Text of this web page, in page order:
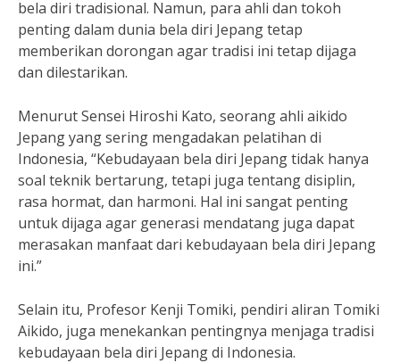
bela diri tradisional. Namun, para ahli dan tokoh
penting dalam dunia bela diri Jepang tetap
memberikan dorongan agar tradisi ini tetap dijaga
dan dilestarikan.
Menurut Sensei Hiroshi Kato, seorang ahli aikido
Jepang yang sering mengadakan pelatihan di
Indonesia, “Kebudayaan bela diri Jepang tidak hanya
soal teknik bertarung, tetapi juga tentang disiplin,
rasa hormat, dan harmoni. Hal ini sangat penting
untuk dijaga agar generasi mendatang juga dapat
merasakan manfaat dari kebudayaan bela diri Jepang
ini.”
Selain itu, Profesor Kenji Tomiki, pendiri aliran Tomiki
Aikido, juga menekankan pentingnya menjaga tradisi
kebudayaan bela diri Jepang di Indonesia.